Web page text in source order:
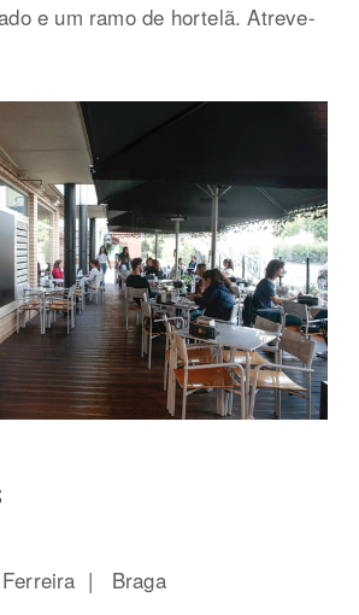
e um ramo de hortelã. Atreve-
|
Braga